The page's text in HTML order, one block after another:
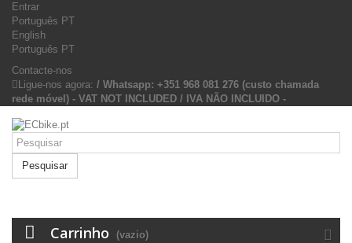
Entrar
Português PT
English
Português PT
Contacte-nos
Ligue-nos agora: / Whatsapp: +351 968 081 276 (custo chamada
rede móvel) - VAT NOT INCLUDED / IVA NÃO INCLUIDO -
Pesquisar
Carrinho (vazio)